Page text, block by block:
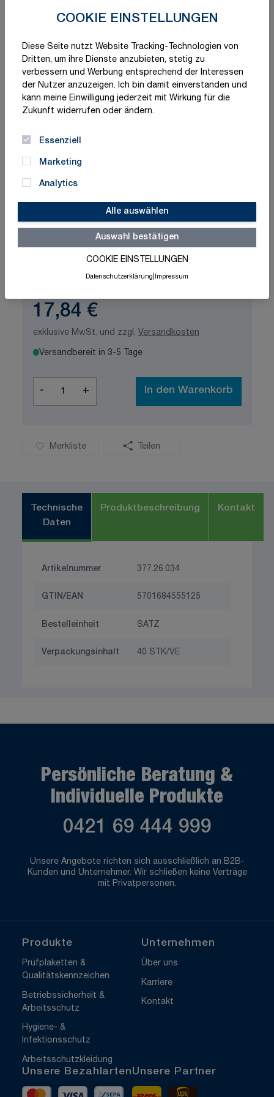
COOKIE EINSTELLUNGEN
Diese Seite nutzt Website Tracking-Technologien von
Dritten, um ihre Dienste anzubieten, stetig zu
verbessern und Werbung entsprechend der Interessen
der Nutzer anzuzeigen. Ich bin damit einverstanden und
kann meine Einwilligung jederzeit mit Wirkung für die
Zukunft widerrufen oder ändern.
Essenziell
Marketing
Analytics
Alle auswählen
Auswahl bestätigen
COOKIE EINSTELLUNGEN
Datenschutzerklärung Impressum
Schnelle Lieferung
Made in Germany
17,84 €
exklusive MwSt. und zzgl. Versandkosten
Versandbereit in 3-5 Tage
- + In den Warenkorb
Merkliste Teilen
Technische
Daten
Produktbeschreibung Kontakt
Artikelnummer 377.26.034
GTIN/EAN 5701684555125
Bestelleinheit SATZ
Verpackungsinhalt 40 STK/VE
Persönliche Beratung &
Individuelle Produkte
0421 69 444 999
Unsere Angebote richten sich ausschließlich an B2B-
Kunden und Unternehmer. Wir schließen keine Verträge
mit Privatpersonen.
Produkte
Prüfplaketten &
Qualitätskennzeichen
Betriebssicherheit &
Arbeitsschutz
Hygiene- &
Infektionsschutz
Arbeitsschutzkleidung
Unternehmen
Über uns
Karriere
Kontakt
Unsere Bezahlarten
MastercardVisa Vorkasse
Unsere Partner
DHL